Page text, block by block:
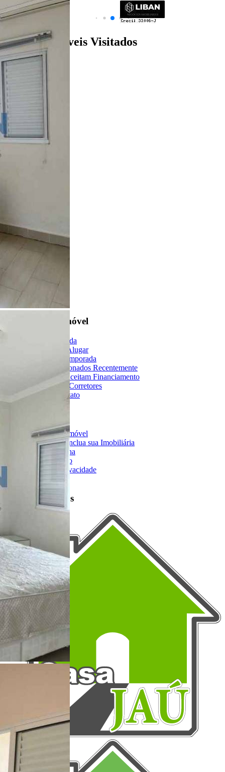
Últimos Imóveis Visitados
venda
Ver Detalhes
R$ 750.000
Casa
3 Quartos
4 Banheiros
Encontre um Imóvel
Imóveis à Venda
Imóveis para Alugar
Imóveis de Temporada
Imóveis Adicionados Recentemente
Imóveis que Aceitam Financiamento
Imobiliárias e Corretores
Entre em Contato
Anuncie seu Imóvel
Cadastre-se | Inclua sua Imobiliária
Como Funciona
Termos de Uso
Política de Privacidade
Portais Parceiros